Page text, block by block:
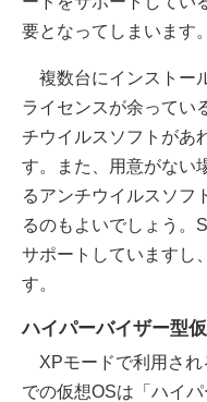
要となってしまいます。
複数台にインストー
ライセンスが余ってい
チウイルスソフトがあ
す。また、用意がない
るアンチウイルスソフ
るのもよいでしょう。
サポートしていますし
す。
ハイパーバイザー型
XPモードで利用され
での仮想OSは「ハイ